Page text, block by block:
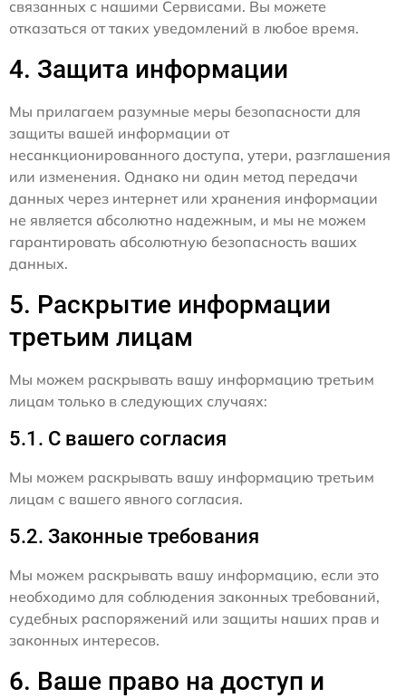
связанных с нашими Сервисами. Вы можете
отказаться от таких уведомлений в любое время.
4. Защита информации
Мы прилагаем разумные меры безопасности для
защиты вашей информации от
несанкционированного доступа, утери, разглашения
или изменения. Однако ни один метод передачи
данных через интернет или хранения информации
не является абсолютно надежным, и мы не можем
гарантировать абсолютную безопасность ваших
данных.
5. Раскрытие информации
третьим лицам
Мы можем раскрывать вашу информацию третьим
лицам только в следующих случаях:
5.1. С вашего согласия
Мы можем раскрывать вашу информацию третьим
лицам с вашего явного согласия.
5.2. Законные требования
Мы можем раскрывать вашу информацию, если это
необходимо для соблюдения законных требований,
судебных распоряжений или защиты наших прав и
законных интересов.
6. Ваше право на доступ и